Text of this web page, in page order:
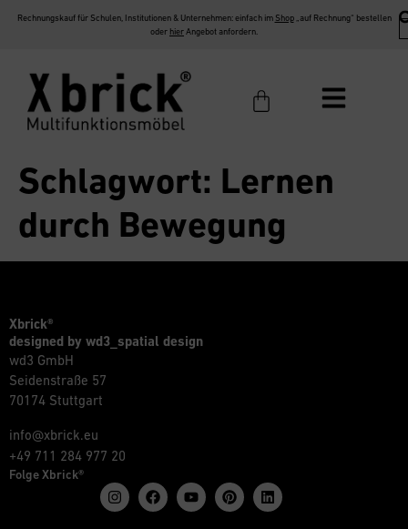
Rechnungskauf für Schulen, Institutionen & Unternehmen: einfach im Shop„auf Rechnung“ bestellen
oder hier Angebot anfordern.
Schlagwort: Lernen
durch Bewegung
Xbrick®
designed by wd3_spatial design
wd3 GmbH
Seidenstraße 57
70174 Stuttgart
info@xbrick.eu
+49 711 284 977 20
Folge Xbrick®